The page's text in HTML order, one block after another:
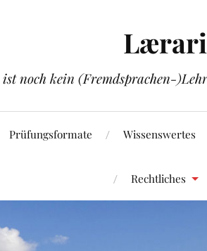
Lærari
ist noch kein (Fremdsprachen-
Prüfungsformate Wissenswertes
Rechtliches